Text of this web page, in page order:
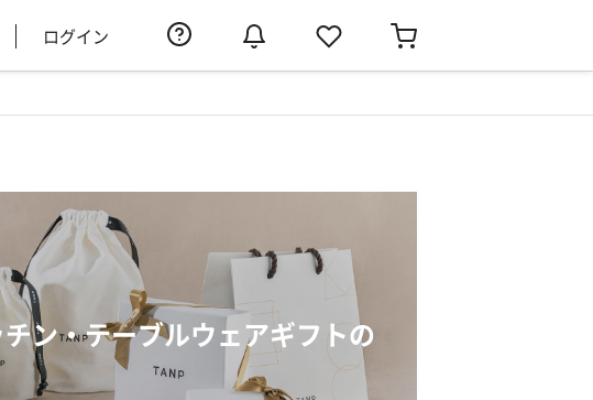
ログイン
ン・テーブルウェアギフトの